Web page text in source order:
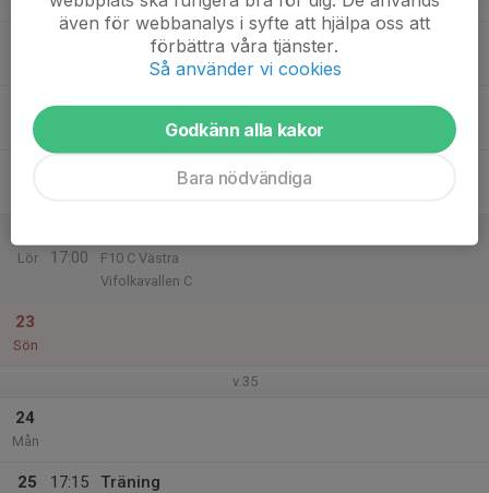
Träning
Vifolkavallen
Tor
Lör
17:00
F10 C Västra
Vifolkavallen C
23
Sön
v.35
24
Mån
25
17:15
Träning
även för webbanalys i syfte att hjälpa oss att
förbättra våra tjänster.
Så använder vi cookies
Godkänn alla kakor
Bara nödvändiga